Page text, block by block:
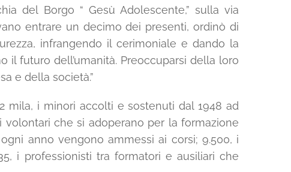
del Borgo “ Gesù Adolescente,” sulla via
entrare un decimo dei presenti, ordinò di
infrangendo il cerimoniale e dando la
il futuro dell’umanità. Preoccuparsi della loro
e della società.”
mila, i minori accolti e sostenuti dal 1948 ad
che si adoperano per la formazione
anno vengono ammessi ai corsi; 9.500, i
i professionisti tra formatori e ausiliari che